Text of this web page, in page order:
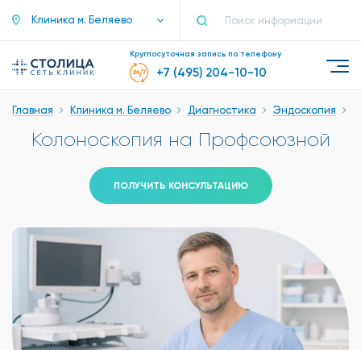
Клиника м. Беляево
Круглосуточная запись по телефону
+7 (495) 204-10-10
Главная Клиника м. Беляево Диагностика Эндоскопия
Колоноскопия на Профсоюзной
ПОЛУЧИТЬ КОНСУЛЬТАЦИЮ